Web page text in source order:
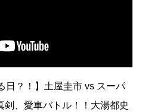
日？！】土屋圭市 vs スーパ
剣、愛車バトル！！大湯都史